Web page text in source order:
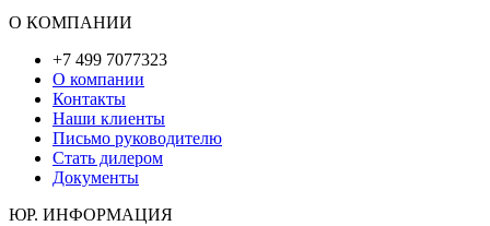
О КОМПАНИИ
+7 499 7077323
О компании
Контакты
Наши клиенты
Письмо руководителю
Стать дилером
Документы
ЮР. ИНФОРМАЦИЯ